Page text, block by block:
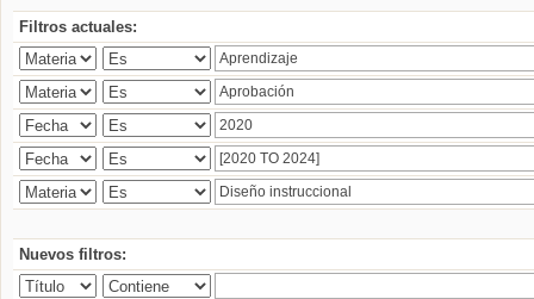
Filtros actuales:
Nuevos filtros: